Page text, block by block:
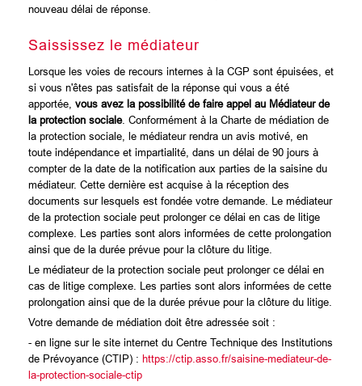
nouveau délai de réponse.
Saississez le médiateur
Lorsque les voies de recours internes à la CGP sont épuisées, et
si vous n'êtes pas satisfait de la réponse qui vous a été
apportée, vous avez la possibilité de faire appel au Médiateur de
la protection sociale. Conformément à la Charte de médiation de
la protection sociale, le médiateur rendra un avis motivé, en
toute indépendance et impartialité, dans un délai de 90 jours à
compter de la date de la notification aux parties de la saisine du
médiateur. Cette dernière est acquise à la réception des
documents sur lesquels est fondée votre demande. Le médiateur
de la protection sociale peut prolonger ce délai en cas de litige
complexe. Les parties sont alors informées de cette prolongation
ainsi que de la durée prévue pour la clôture du litige.
Le médiateur de la protection sociale peut prolonger ce délai en
cas de litige complexe. Les parties sont alors informées de cette
prolongation ainsi que de la durée prévue pour la clôture du litige.
Votre demande de médiation doit être adressée soit :
- en ligne sur le site internet du Centre Technique des Institutions
de Prévoyance (CTIP) : https://ctip.asso.fr/saisine-mediateur-de-
la-protection-sociale-ctip